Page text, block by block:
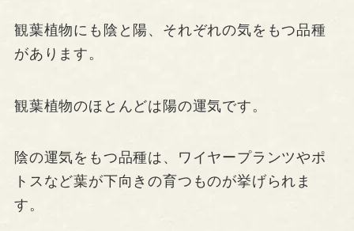
観葉植物にも陰と陽、それぞれの気をもつ品種
があります。
観葉植物のほとんどは陽の運気です。
陰の運気をもつ品種は、ワイヤープランツやポ
トスなど葉が下向きの育つものが挙げられま
す。